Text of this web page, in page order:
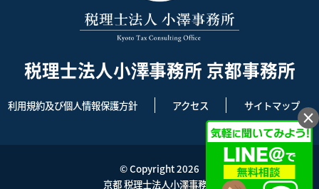
税理士法人小澤事務所 京都事務所
利用規約及び個人情報保護方針 アクセス サイトマップ
© Copyright 2026
京都 税理士法人小澤事務所
×